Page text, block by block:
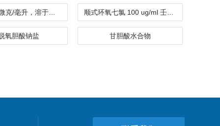
氧胆酸钠盐 甘胆酸水合物